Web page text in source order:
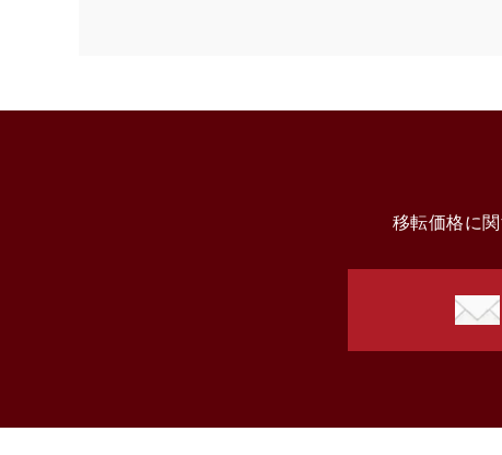
移転価格に